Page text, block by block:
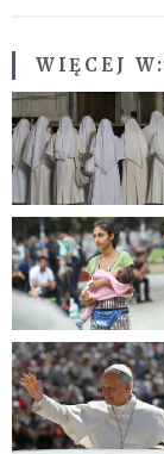
WIĘCEJ W: